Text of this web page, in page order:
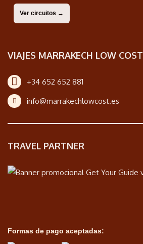
Ver circuitos →
VIAJES MARRAKECH LOW COST
+34 652 652 881
info@marrakechlowcost.es
TRAVEL PARTNER
Formas de pago aceptadas: